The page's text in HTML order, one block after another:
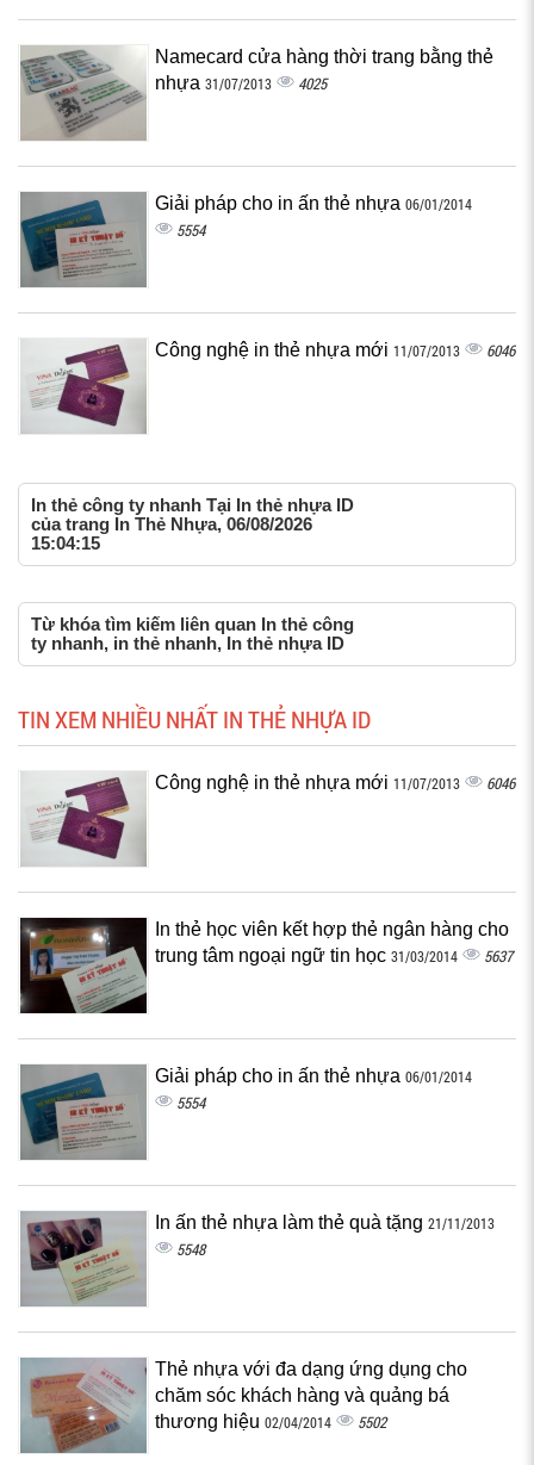
Namecard cửa hàng thời trang bằng thẻ
nhựa 31/07/2013 4025
Giải pháp cho in ấn thẻ nhựa 06/01/2014
5554
Công nghệ in thẻ nhựa mới 11/07/2013 6046
In thẻ công ty nhanh Tại In thẻ nhựa ID
của trang In Thẻ Nhựa, 06/08/2026
15:04:15
Từ khóa tìm kiếm liên quan In thẻ công
ty nhanh, in thẻ nhanh, In thẻ nhựa ID
TIN XEM NHIỀU NHẤT IN THẺ NHỰA ID
Công nghệ in thẻ nhựa mới 11/07/2013 6046
In thẻ học viên kết hợp thẻ ngân hàng cho
trung tâm ngoại ngữ tin học 31/03/2014 5637
Giải pháp cho in ấn thẻ nhựa 06/01/2014
5554
In ấn thẻ nhựa làm thẻ quà tặng 21/11/2013
5548
Thẻ nhựa với đa dạng ứng dụng cho
chăm sóc khách hàng và quảng bá
thương hiệu 02/04/2014 5502